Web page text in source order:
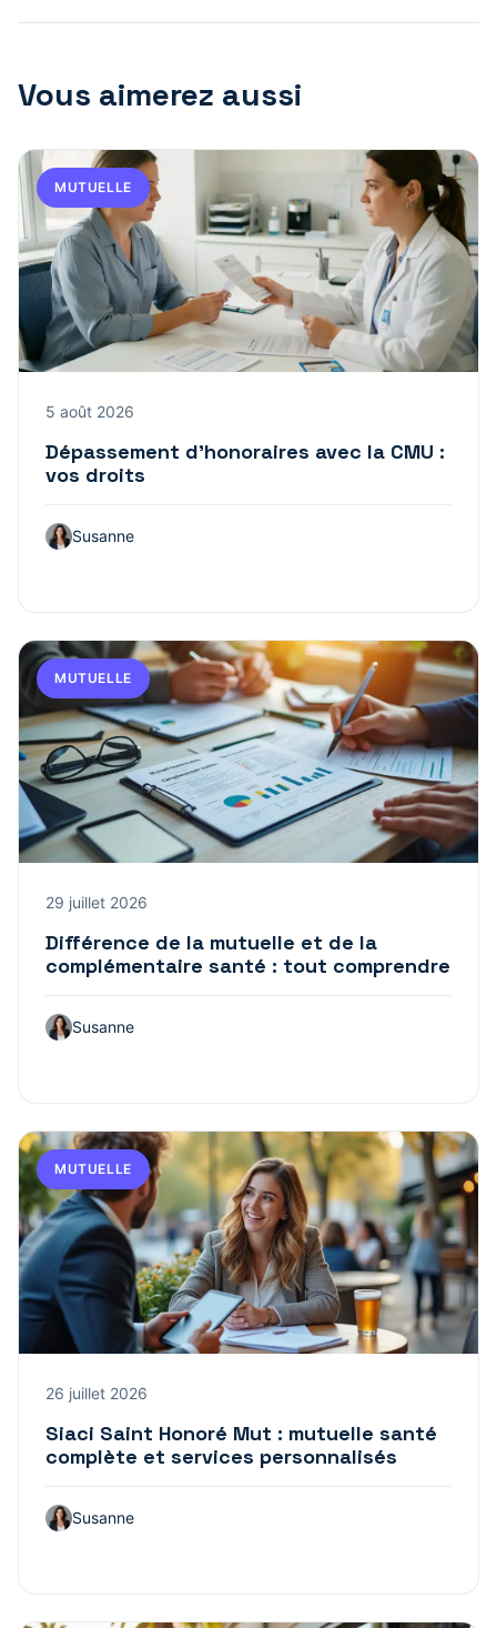
Vous aimerez aussi
MUTUELLE
5 août 2026
Dépassement d’honoraires avec la CMU :
vos droits
Susanne
MUTUELLE
29 juillet 2026
Différence de la mutuelle et de la
complémentaire santé : tout comprendre
Susanne
MUTUELLE
26 juillet 2026
Siaci Saint Honoré Mut : mutuelle santé
complète et services personnalisés
Susanne